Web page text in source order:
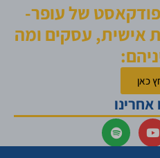
של עופר-
אישית, עסקים ומה
כאן
אחרינו